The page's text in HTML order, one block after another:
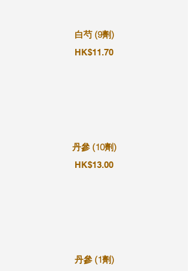
白芍 (9劑)
HK$11.70
丹參 (10劑)
HK$13.00
丹參 (1劑)